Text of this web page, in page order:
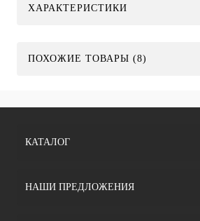
ХАРАКТЕРИСТИКИ
ПОХОЖИЕ ТОВАРЫ (8)
КАТАЛОГ
НАШИ ПРЕДЛОЖЕНИЯ